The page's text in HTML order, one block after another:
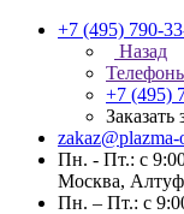
+7 (495) 790-
Назад
+7 (495)
Заказать
Пн. - Пт.: с
Москва,
Пн. – Пт.: с